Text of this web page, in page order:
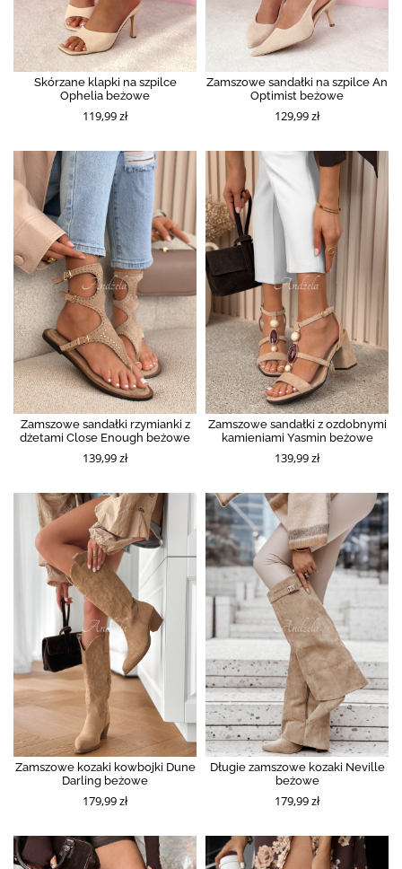
Skórzane klapki na szpilce
Ophelia beżowe
119,99 zł
Zamszowe sandałki na szpilce An
Optimist beżowe
129,99 zł
Zamszowe sandałki rzymianki z
dżetami Close Enough beżowe
139,99 zł
Zamszowe sandałki z ozdobnymi
kamieniami Yasmin beżowe
139,99 zł
Zamszowe kozaki kowbojki Dune
Darling beżowe
179,99 zł
Długie zamszowe kozaki Neville
beżowe
179,99 zł